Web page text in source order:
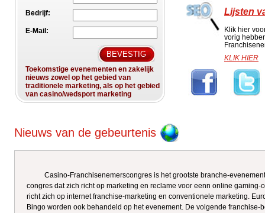
Bedrijf:
E-Mail:
Toekomstige evenementen en zakelijk
nieuws zowel op het gebied van
traditionele marketing, als op het gebied
van casino/wedsport marketing
Lijsten
Klik hier
vorig
KLIK HIER
Nieuws van de gebeurtenis
Casino-Franchisenemerscongres is het grootste branche-
congres dat zich richt op marketing en reclame voor eenn online gaming-
richt zich op internet franchise-marketing en conventionele marketing.
Bingo worden ook behandeld op het evenement. De volgende franchise-